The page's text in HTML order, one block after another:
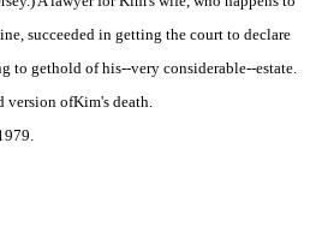
succeeded in getting the court to declare
to gethold of his--very considerable--estate.
version ofKim's death.